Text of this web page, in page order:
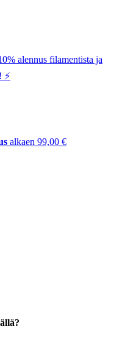
alennus filamentista ja
⚡️
alkaen 99,00 €